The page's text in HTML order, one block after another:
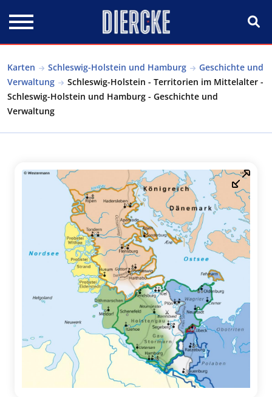
Karten Schleswig-Holstein und Hamburg
Geschichte und
Verwaltung
Schleswig-Holstein - Territorien im Mittelalter -
Schleswig-Holstein und Hamburg - Geschichte und
Verwaltung